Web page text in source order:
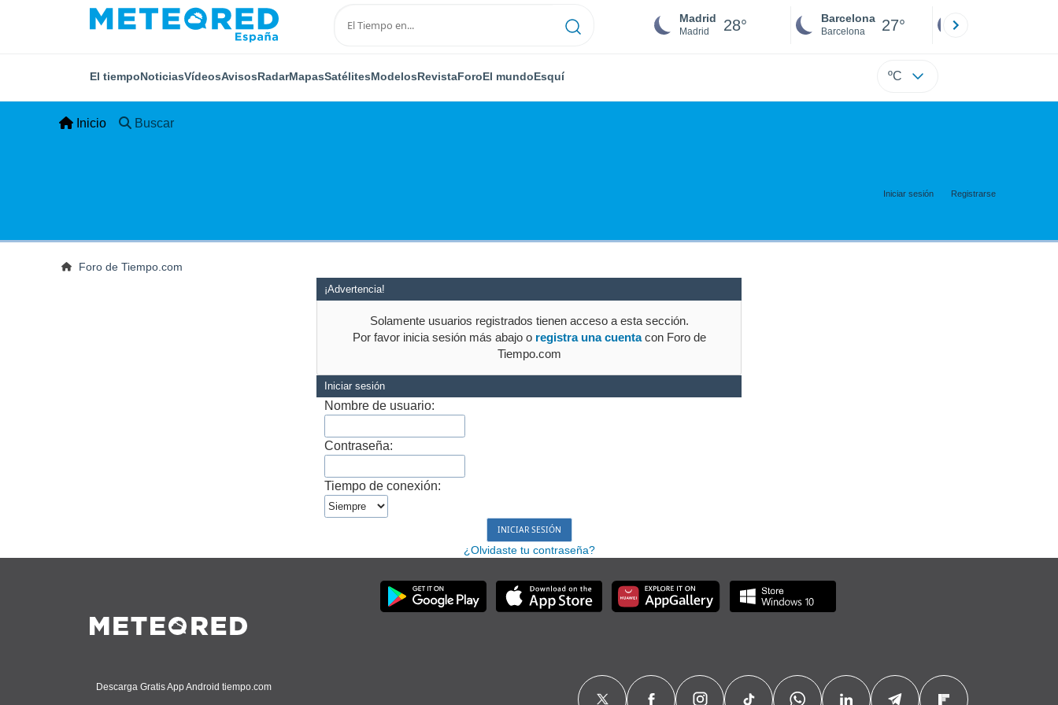
Madrid
Madrid 28° Barcelona
Barcelona 27°
El tiempoNoticiasVídeosAvisosRadarMapasSatélitesModelosRevistaForoEl mundoEsquí ºC
Inicio Buscar
Iniciar sesión Registrarse
Foro de Tiempo.com
¡Advertencia!
Solamente usuarios registrados tienen acceso a esta sección.
Por favor inicia sesión más abajo o registra una cuentacon Foro de
Tiempo.com
Iniciar sesión
Nombre de usuario:
Contraseña:
Tiempo de conexión:
¿Olvidaste tu contraseña?
Descarga Gratis App Android tiempo.com